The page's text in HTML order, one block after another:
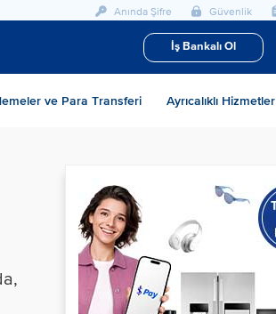
Anında Şifre Güvenlik
İş Bankalı Ol
ve Para Transferi Ayrıcalıklı Hizmetler